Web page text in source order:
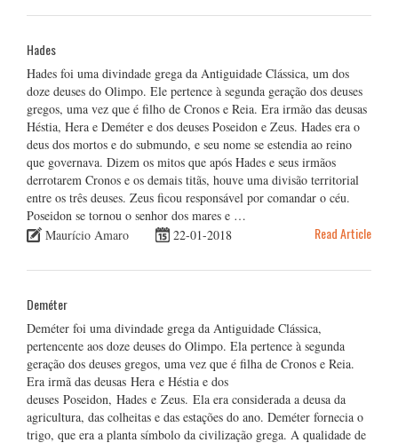
Hades
Hades foi uma divindade grega da Antiguidade Clássica, um dos
doze deuses do Olimpo. Ele pertence à segunda geração dos deuses
gregos, uma vez que é filho de Cronos e Reia. Era irmão das deusas
Héstia, Hera e Deméter e dos deuses Poseidon e Zeus. Hades era o
deus dos mortos e do submundo, e seu nome se estendia ao reino
que governava. Dizem os mitos que após Hades e seus irmãos
derrotarem Cronos e os demais titãs, houve uma divisão territorial
entre os três deuses. Zeus ficou responsável por comandar o céu.
Poseidon se tornou o senhor dos mares e …
Maurício Amaro
22-01-2018 Read Article
Deméter
Deméter foi uma divindade grega da Antiguidade Clássica,
pertencente aos doze deuses do Olimpo. Ela pertence à segunda
geração dos deuses gregos, uma vez que é filha de Cronos e Reia.
Era irmã das deusas Hera e Héstia e dos
deuses Poseidon, Hades e Zeus. Ela era considerada a deusa da
agricultura, das colheitas e das estações do ano. Deméter fornecia o
trigo, que era a planta símbolo da civilização grega. A qualidade de